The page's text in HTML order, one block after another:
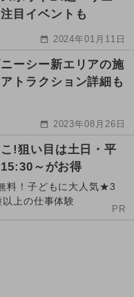
目イベントも
2024年01月11日
ーシー新エリアの施
トラクション詳細も
2023年08月26日
!狙い目は土日・平
～がお得
料！子どもに大人気★3
上の仕事体験
PR